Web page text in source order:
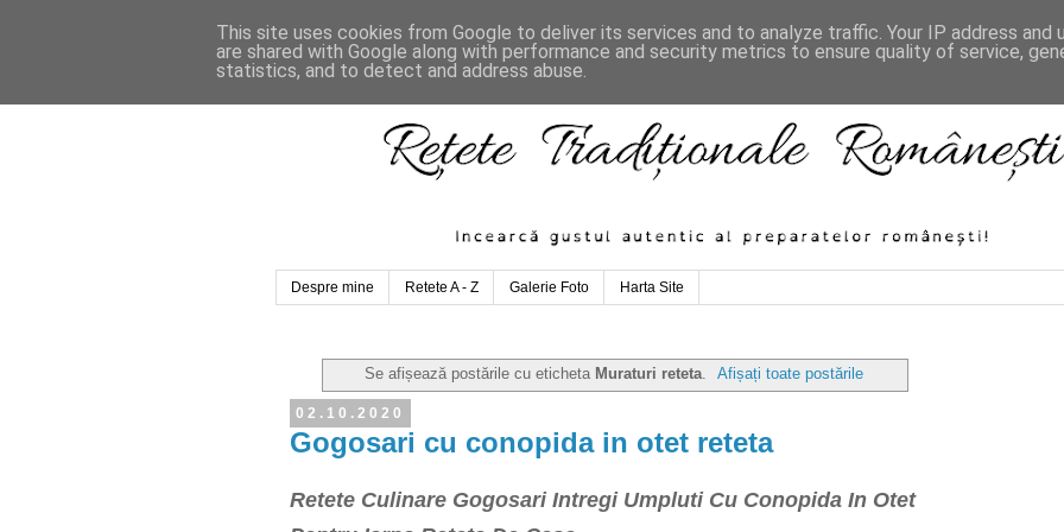
Despre mine Retete A - Z Galerie Foto Harta Site
Se afișează postările cu eticheta Muraturi reteta. Afișați toate postările
02.10.2020
Gogosari cu conopida in otet reteta
Retete Culinare Gogosari Intregi Umpluti Cu Conopida In Otet
This site uses cookies from Google to deliver its services and to analyze traffic. Your IP address and
are shared with Google along with performance and security metrics to ensure quality of service,
statistics, and to detect and address abuse.